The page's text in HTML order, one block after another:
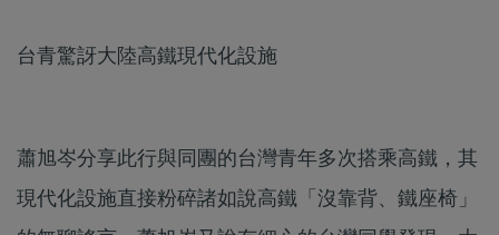
台青驚訝大陸高鐵現代化設施
蕭旭岑分享此行與同團的台灣青年多次搭乘高鐵，其
現代化設施直接粉碎諸如說高鐵「沒靠背、鐵座椅」